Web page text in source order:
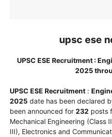
upsc ese
UPSC ESE Recruitment :
2025
UPSC ESE Recruitment :
2025 date has been declared
been announced for 232 posts
Mechanical Engineering (Class
III), Electronics and